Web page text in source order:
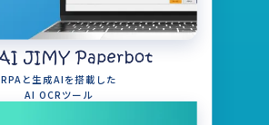
RPAと生成AIを搭載した
AI OCRツール